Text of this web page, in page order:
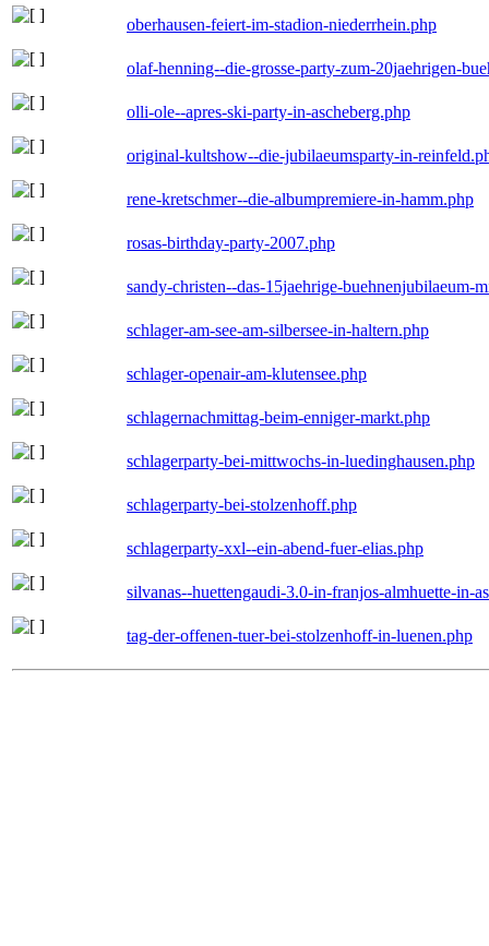
oberhausen-feiert-im-stadion-niederrhein.php
olaf-henning--die-grosse-party-zum-20jaehrigen-
olli-ole--apres-ski-party-in-ascheberg.php
original-kultshow--die-jubilaeumsparty-in-
rene-kretschmer--die-albumpremiere-in-hamm.php
rosas-birthday-party-2007.php
sandy-christen--das-15jaehrige-buehnenjubilaeum-
schlager-am-see-am-silbersee-in-haltern.php
schlager-openair-am-klutensee.php
schlagernachmittag-beim-enniger-markt.php
schlagerparty-bei-mittwochs-in-luedinghausen.php
schlagerparty-bei-stolzenhoff.php
schlagerparty-xxl--ein-abend-fuer-elias.php
silvanas--huettengaudi-3.0-in-franjos-almhuette-in-
tag-der-offenen-tuer-bei-stolzenhoff-in-luenen.php